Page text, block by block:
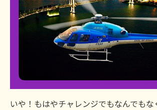
いや！もはやチャレンジでもなんでもな